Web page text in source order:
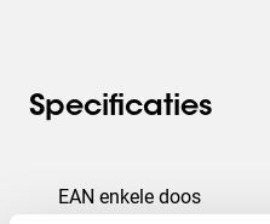
Specificaties
EAN enkele doos